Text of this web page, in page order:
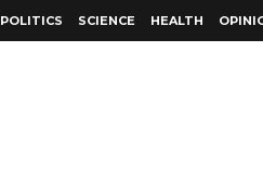
POLITICS SCIENCE HEALTH